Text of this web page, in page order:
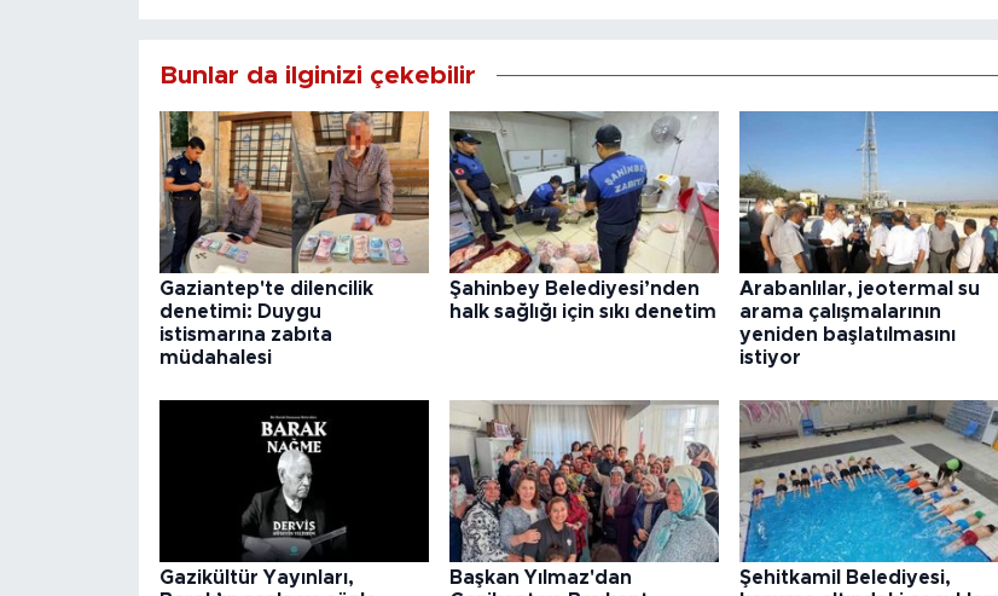
Bunlar da ilginizi çekebilir
Gaziantep'te dilencilik
denetimi: Duygu
istismarına zabıta
müdahalesi
Şahinbey Belediyesi’nden
halk sağlığı için sıkı denetim
Arabanlılar, jeotermal su
arama çalışmalarının
yeniden başlatılmasını
istiyor
Gazikültür Yayınları,
Başkan Yılmaz'dan
Şehitkamil Belediyesi,